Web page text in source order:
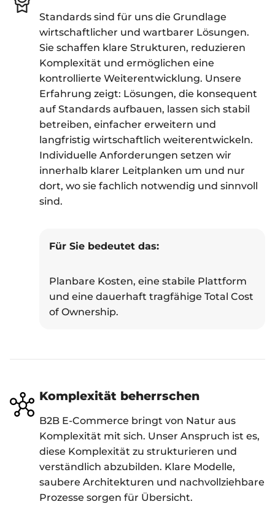
Standards sind für uns die Grundlage
wirtschaftlicher und wartbarer Lösungen.
Sie schaffen klare Strukturen, reduzieren
Komplexität und ermöglichen eine
kontrollierte Weiterentwicklung. Unsere
Erfahrung zeigt: Lösungen, die konsequent
auf Standards aufbauen, lassen sich stabil
betreiben, einfacher erweitern und
langfristig wirtschaftlich weiterentwickeln.
Individuelle Anforderungen setzen wir
innerhalb klarer Leitplanken um und nur
dort, wo sie fachlich notwendig und sinnvoll
sind.
Für Sie bedeutet das:
Planbare Kosten, eine stabile Plattform
und eine dauerhaft tragfähige Total Cost
of Ownership.
Komplexität beherrschen
B2B E-Commerce bringt von Natur aus
Komplexität mit sich. Unser Anspruch ist es,
diese Komplexität zu strukturieren und
verständlich abzubilden. Klare Modelle,
saubere Architekturen und nachvollziehbare
Prozesse sorgen für Übersicht.